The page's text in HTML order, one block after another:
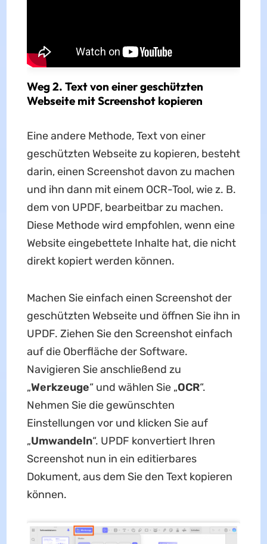
Weg 2. Text von einer geschützten
Webseite mit Screenshot kopieren
Eine andere Methode, Text von einer
geschützten Webseite zu kopieren, besteht
darin, einen Screenshot davon zu machen
und ihn dann mit einem OCR-Tool, wie z. B.
dem von UPDF, bearbeitbar zu machen.
Diese Methode wird empfohlen, wenn eine
Website eingebettete Inhalte hat, die nicht
direkt kopiert werden können.
Machen Sie einfach einen Screenshot der
geschützten Webseite und öffnen Sie ihn in
UPDF. Ziehen Sie den Screenshot einfach
auf die Oberfläche der Software.
Navigieren Sie anschließend zu
„Werkzeuge“ und wählen Sie „OCR“.
Nehmen Sie die gewünschten
Einstellungen vor und klicken Sie auf
„Umwandeln“. UPDF konvertiert Ihren
Screenshot nun in ein editierbares
Dokument, aus dem Sie den Text kopieren
können.